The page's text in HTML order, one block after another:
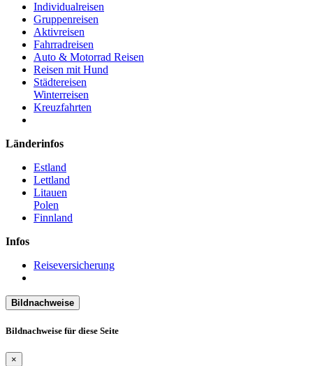
Individualreisen
Gruppenreisen
Aktivreisen
Fahrradreisen
Auto & Motorrad Reisen
Reisen mit Hund
Städtereisen
Winterreisen
Kreuzfahrten
Länderinfos
Estland
Lettland
Litauen
Polen
Finnland
Infos
Reiseversicherung
Bildnachweise
Bildnachweise für diese Seite
×